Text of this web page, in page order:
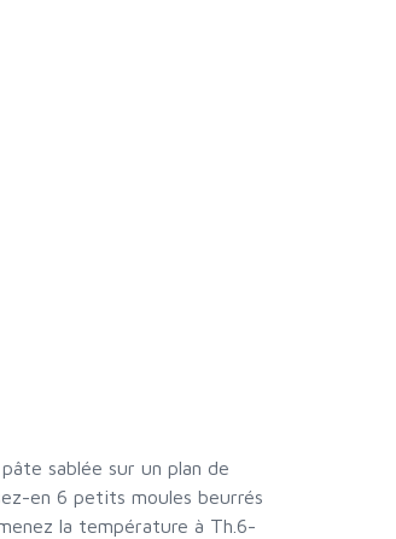
sablée sur un plan de
en 6 petits moules beurrés
la température à Th.6-